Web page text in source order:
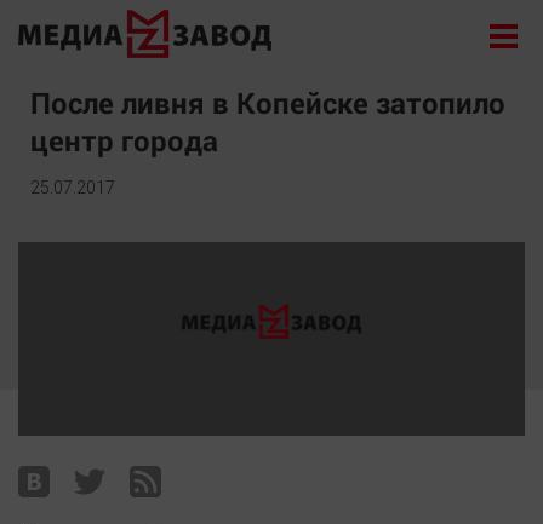
Новости
Экономика
Происшествия
Поиск
После ливня в Копейске затопило
центр города
25.07.2017